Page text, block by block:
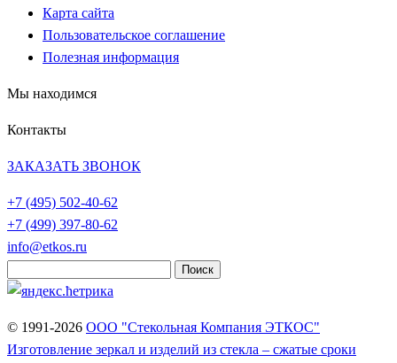
Карта сайта
Пользовательское соглашение
Полезная информация
Мы находимся
Контакты
ЗАКАЗАТЬ ЗВОНОК
+7 (495) 502-40-62
+7 (499) 397-80-62
info@etkos.ru
© 1991-2026 ООО "Стекольная Компания ЭТКОС"
Изготовление зеркал и изделий из стекла – сжатые сроки